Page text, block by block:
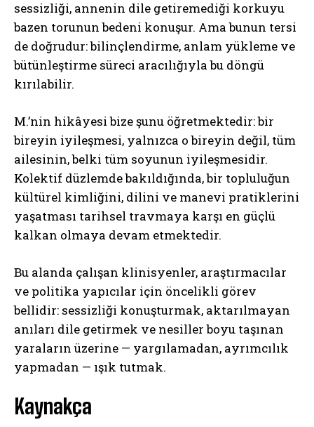
sessizliği, annenin dile getiremediği korkuyu
bazen torunun bedeni konuşur. Ama bunun tersi
de doğrudur: bilinçlendirme, anlam yükleme ve
bütünleştirme süreci aracılığıyla bu döngü
kırılabilir.
M.’nin hikâyesi bize şunu öğretmektedir: bir
bireyin iyileşmesi, yalnızca o bireyin değil, tüm
ailesinin, belki tüm soyunun iyileşmesidir.
Kolektif düzlemde bakıldığında, bir topluluğun
kültürel kimliğini, dilini ve manevi pratiklerini
yaşatması tarihsel travmaya karşı en güçlü
kalkan olmaya devam etmektedir.
Bu alanda çalışan klinisyenler, araştırmacılar
ve politika yapıcılar için öncelikli görev
bellidir: sessizliği konuşturmak, aktarılmayan
anıları dile getirmek ve nesiller boyu taşınan
yaraların üzerine — yargılamadan, ayrımcılık
yapmadan — ışık tutmak.
Kaynakça